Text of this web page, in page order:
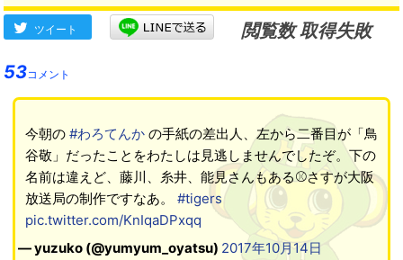
ツイート
閲覧数 取得失敗
53コメント
今朝の #わろてんかの手紙の差出人、左から二番目が「鳥
谷敬」だったことをわたしは見逃しませんでしたぞ。下の
名前は違えど、藤川、糸井、能見さんもある⚾️さすが大阪
放送局の制作ですなあ。 #tigers
pic.twitter.com/KnIqaDPxqq
— yuzuko (@yumyum_oyatsu) 2017年10月14日